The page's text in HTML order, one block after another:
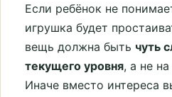
Если ребёнок не
игрушка будет
вещь должна быть чуть
текущего уровня, а не
Иначе вместо интереса